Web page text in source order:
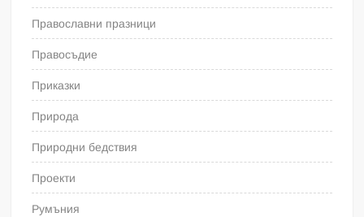
Православни празници
Правосъдие
Приказки
Природа
Природни бедствия
Проекти
Румъния